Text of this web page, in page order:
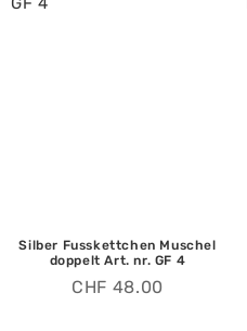
Silber Fusskettchen Muschel
doppelt Art. nr. GF 4
CHF 48.00